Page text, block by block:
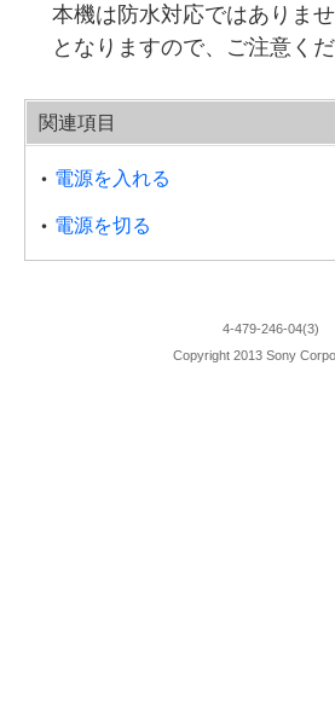
本機は防水対応ではありま
となりますので、ご注意くだ
関連項目
電源を入れる
電源を切る
4-479-246-04(3)
Copyright 2013 Sony